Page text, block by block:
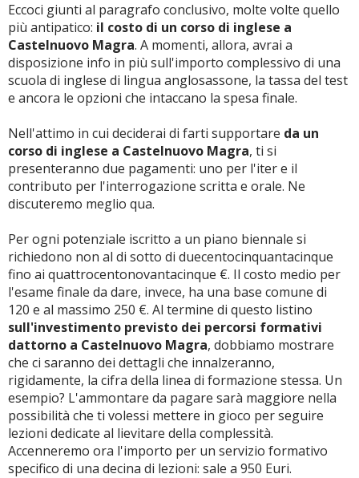
Eccoci giunti al paragrafo conclusivo, molte volte quello
più antipatico: il costo di un corso di inglese a
Castelnuovo Magra. A momenti, allora, avrai a
disposizione info in più sull'importo complessivo di una
scuola di inglese di lingua anglosassone, la tassa del test
e ancora le opzioni che intaccano la spesa finale.
Nell'attimo in cui deciderai di farti supportare da un
corso di inglese a Castelnuovo Magra, ti si
presenteranno due pagamenti: uno per l'iter e il
contributo per l'interrogazione scritta e orale. Ne
discuteremo meglio qua.
Per ogni potenziale iscritto a un piano biennale si
richiedono non al di sotto di duecentocinquantacinque
fino ai quattrocentonovantacinque €. Il costo medio per
l'esame finale da dare, invece, ha una base comune di
120 e al massimo 250 €. Al termine di questo listino
sull'investimento previsto dei percorsi formativi
dattorno a Castelnuovo Magra, dobbiamo mostrare
che ci saranno dei dettagli che innalzeranno,
rigidamente, la cifra della linea di formazione stessa. Un
esempio? L'ammontare da pagare sarà maggiore nella
possibilità che ti volessi mettere in gioco per seguire
lezioni dedicate al lievitare della complessità.
Accenneremo ora l'importo per un servizio formativo
specifico di una decina di lezioni: sale a 950 Euri.